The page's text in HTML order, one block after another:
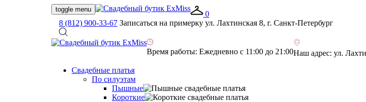
toggle menu
0
8 (812) 900-33-67 Записаться на примерку ул. Лахтинская 8, г. Санкт-Петербург
Время работы: Ежедневно с 11:00 до 21:00Наш адрес: ул.
Свадебные платья
По силуэтам
Пышные
Короткие